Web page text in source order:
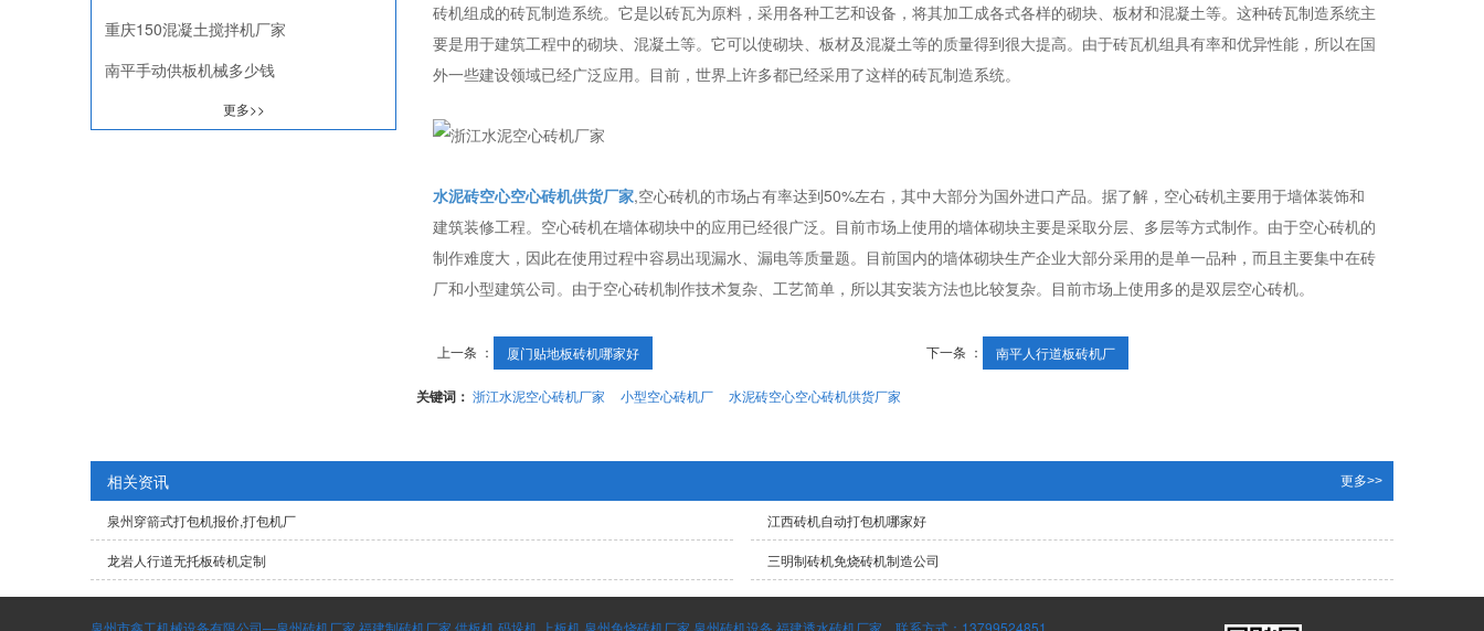
砖机组成的砖瓦制造系统。它是以砖瓦为原料，采用各种工艺和设备，将其加工成各式各样的砌块、板材和混凝土等。这种砖瓦制造系统主
要是用于建筑工程中的砌块、混凝土等。它可以使砌块、板材及混凝土等的质量得到很大提高。由于砖瓦机组具有率和优异性能，所以在国
外一些建设领域已经广泛应用。目前，世界上许多都已经采用了这样的砖瓦制造系统。
水泥砖空心空心砖机供货厂家,空心砖机的市场占有率达到50%左右，其中大部分为国外进口产品。据了解，空心砖机主要用于墙体装饰和
建筑装修工程。空心砖机在墙体砌块中的应用已经很广泛。目前市场上使用的墙体砌块主要是采取分层、多层等方式制作。由于空心砖机的
制作难度大，因此在使用过程中容易出现漏水、漏电等质量题。目前国内的墙体砌块生产企业大部分采用的是单一品种，而且主要集中在砖
厂和小型建筑公司。由于空心砖机制作技术复杂、工艺简单，所以其安装方法也比较复杂。目前市场上使用多的是双层空心砖机。
上一条 ： 厦门贴地板砖机哪家好 下一条 ： 南平人行道板砖机厂
关键词： 浙江水泥空心砖机厂家 小型空心砖机厂 水泥砖空心空心砖机供货厂家
重庆150混凝土搅拌机厂家
南平手动供板机械多少钱
更多>>
相关资讯 更多>>
泉州穿箭式打包机报价,打包机厂 江西砖机自动打包机哪家好
龙岩人行道无托板砖机定制 三明制砖机免烧砖机制造公司
泉州市鑫工机械设备有限公司—泉州砖机厂家,福建制砖机厂家,供板机,码垛机,上板机,泉州免烧砖机厂家,泉州砖机设备,福建透水砖机厂家。联系方式：13799524851